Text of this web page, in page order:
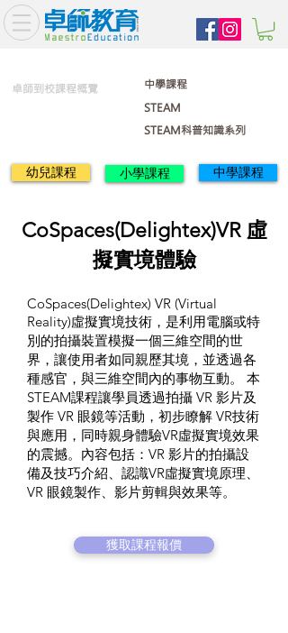
卓師到校課程概覽
STEAM
STEAM科普知識系列
中學課程
幼兒課程 小學課程 中學課程
CoSpaces(Delightex) VR (Virtual
Reality)虛擬實境技術，是利用電腦或特
別的拍攝裝置模擬一個三維空間的世
界，讓使用者如同親歷其境，並透過各
種感官，與三維空間內的事物互動。 本
STEAM課程讓學員透過拍攝 VR 影片及
製作 VR 眼鏡等活動，初步瞭解 VR技術
與應用，同時親身體驗VR虛擬實境效果
的震撼。內容包括：VR 影片的拍攝設
備及技巧介紹、認識VR虛擬實境原理、
VR 眼鏡製作、影片剪輯與效果等。
獲取課程報價
CoSpaces(Delightex)VR 虛
擬實境體驗